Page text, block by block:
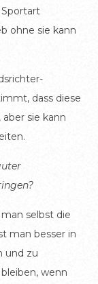
ohne sie kann
dass diese
sie kann
selbst die
man besser in
und zu
wenn